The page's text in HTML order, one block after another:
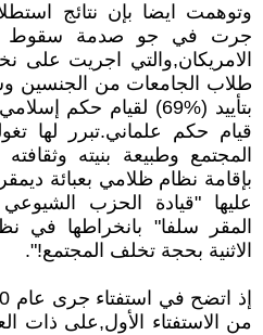
وتوهمت ايضا بإن نتائج
جرت في جو صدمة سقوط
الامريكان,والتي اجريت على
طلاب الجامعات من الجنسين
قيام حكم علماني.تبرر لها
المجتمع وطبيعة بنيته
بإقامة نظام ظلامي بعبائة
عليها "قيادة الحزب الشيوعي
المقر سلفا" بانخراطها في
الاثنية بحجة تخلف المجتمع!".
من الاستفتاء الأول,على ذات